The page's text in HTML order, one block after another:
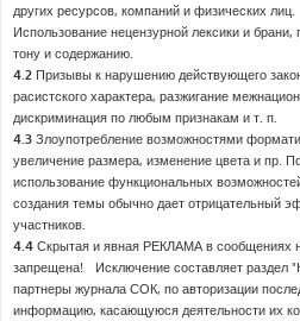
других ресурсов, компаний и физических лиц.
Использование нецензурной лексики и
тону и содержанию.
4.2 Призывы к нарушению действующего
расистского характера, разжигание
дискриминация по любым признакам и т. п.
4.3 Злоупотребление возможностями
увеличение размера, изменение цвета и пр.
использование функциональных
создания темы обычно дает отрицательный
участников.
4.4 Скрытая и явная РЕКЛАМА в сообщениях
запрещена! Исключение составляет раздел
партнеры журнала СОК, по авторизации
информацию, касающуюся деятельности их